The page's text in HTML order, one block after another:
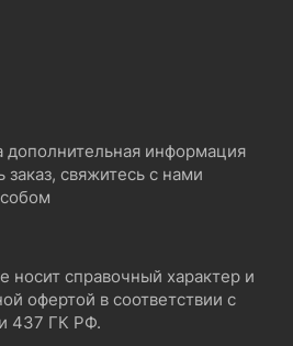
дополнительная информация
свяжитесь с нами
носит справочный характер и
офертой в соответствии с
437 ГК РФ.